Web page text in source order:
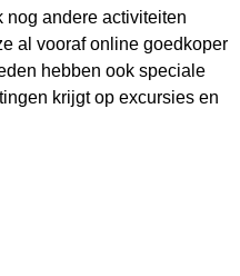
nog andere activiteiten
al vooraf online goedkoper
hebben ook speciale
krijgt op excursies en